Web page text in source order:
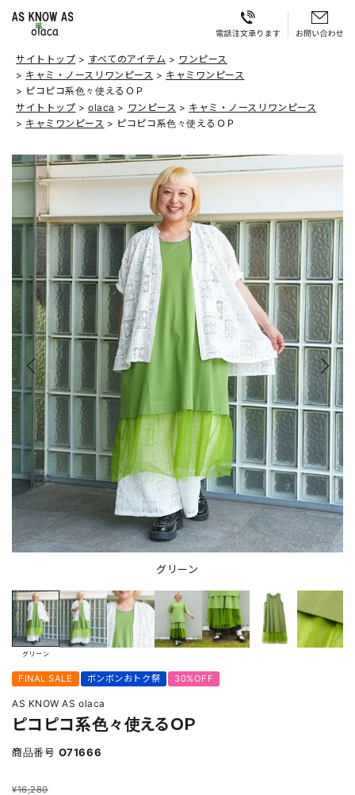
サイトトップ すべてのアイテム
ワンピース
キャミ・ノースリワンピース
キャミワンピース
ピコピコ系色々使えるＯＰ
サイトトップ
olaca ワンピース
キャミ・ノースリワンピース
キャミワンピース
ピコピコ系色々使えるＯＰ
グリーン
グリーン
FINAL SALE ボンボンおトク祭 30%OFF
AS KNOW AS olaca
ピコピコ系色々使えるＯＰ
商品番号 O71666
¥16,280